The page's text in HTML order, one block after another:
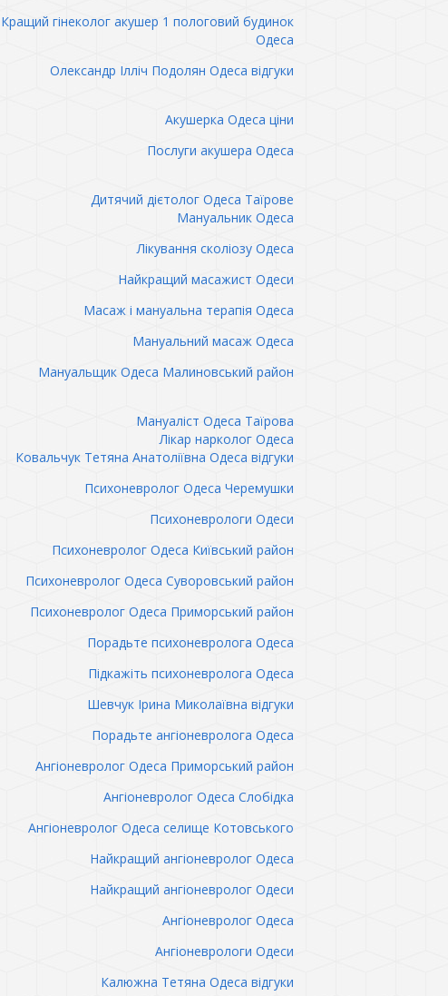
Кращий гінеколог акушер 1 пологовий будинок
Одеса
Олександр Ілліч Подолян Одеса відгуки
Акушерка Одеса ціни
Послуги акушера Одеса
Дитячий дієтолог Одеса Таїрове
Мануальник Одеса
Лікування сколіозу Одеса
Найкращий масажист Одеси
Масаж і мануальна терапія Одеса
Мануальний масаж Одеса
Мануальщик Одеса Малиновський район
Мануаліст Одеса Таїрова
Лікар нарколог Одеса
Ковальчук Тетяна Анатоліївна Одеса відгуки
Психоневролог Одеса Черемушки
Психоневрологи Одеси
Психоневролог Одеса Київський район
Психоневролог Одеса Суворовський район
Психоневролог Одеса Приморський район
Порадьте психоневролога Одеса
Підкажіть психоневролога Одеса
Шевчук Ірина Миколаївна відгуки
Порадьте ангіоневролога Одеса
Ангіоневролог Одеса Приморський район
Ангіоневролог Одеса Слобідка
Ангіоневролог Одеса селище Котовського
Найкращий ангіоневролог Одеса
Найкращий ангіоневролог Одеси
Ангіоневролог Одеса
Ангіоневрологи Одеси
Калюжна Тетяна Одеса відгуки